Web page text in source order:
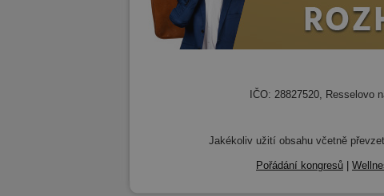
IČO: 28827520, Resselovo
Jakékoliv užití obsahu včetně
Pořádání kongresů